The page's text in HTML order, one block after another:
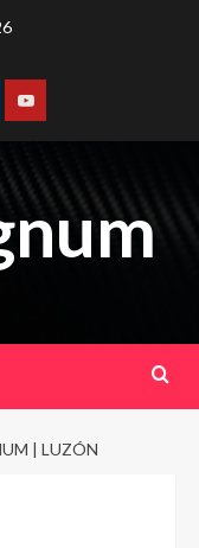
Youtube
| LUZÓN